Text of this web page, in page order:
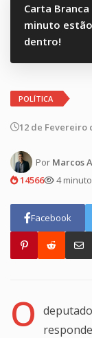
Carta
minuto
dentro!
POLÍTICA
12 de Fevereiro
Por Marcos
14566
4
Facebook
O